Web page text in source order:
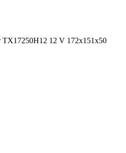
TX17250H12 12 V 172x151x50